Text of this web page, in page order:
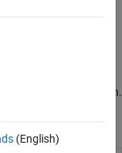
function.
(English)